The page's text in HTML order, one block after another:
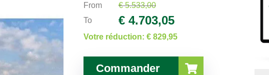
From
€ 5.533,00
To
€ 4.703,05
Votre réduction: € 829,95
Commander